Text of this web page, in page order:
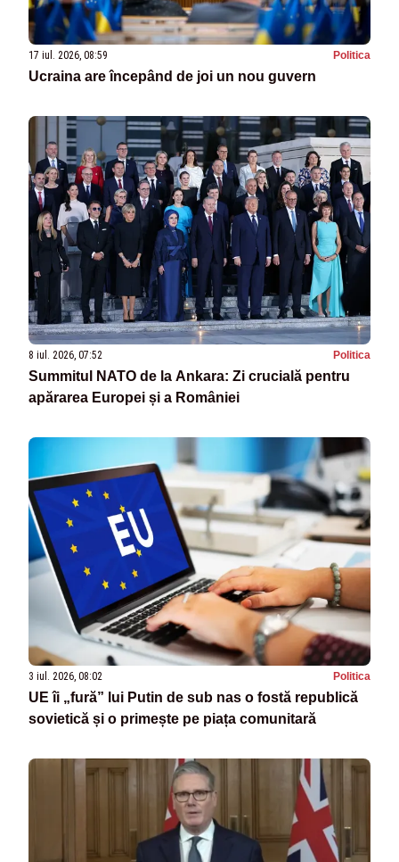
17 iul. 2026, 08:59 Politica
Ucraina are începând de joi un nou guvern
8 iul. 2026, 07:52 Politica
Summitul NATO de la Ankara: Zi crucială pentru
apărarea Europei și a României
3 iul. 2026, 08:02 Politica
UE îi „fură” lui Putin de sub nas o fostă republică
sovietică și o primește pe piața comunitară